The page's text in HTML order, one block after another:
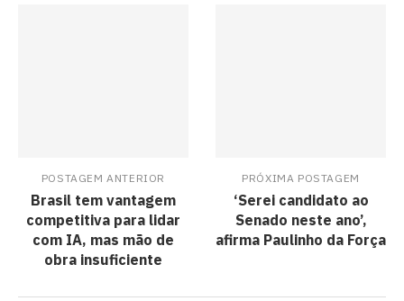
POSTAGEM ANTERIOR
Brasil tem vantagem
competitiva para lidar
com IA, mas mão de
obra insuficiente
PRÓXIMA POSTAGEM
‘Serei candidato ao
Senado neste ano’,
afirma Paulinho da Força